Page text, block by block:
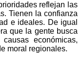
reflejan las
Tienen la confianza
e ideales. De igual
que la gente busca
económicas,
moral regionales.